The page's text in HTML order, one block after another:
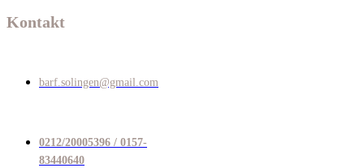
Kontakt
barf.solingen@gmail.com
0212/20005396 / 0157-
83440640